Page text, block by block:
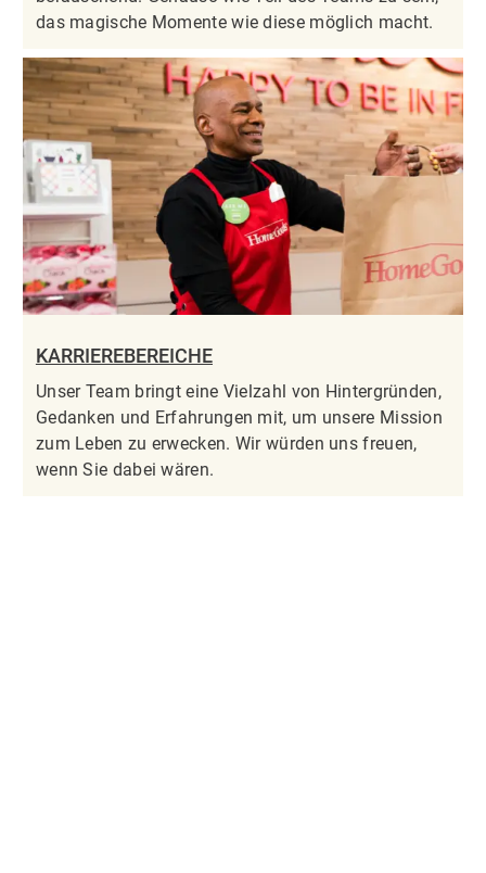
das magische Momente wie diese möglich macht.
KARRIEREBEREICHE
Unser Team bringt eine Vielzahl von Hintergründen,
Gedanken und Erfahrungen mit, um unsere Mission
zum Leben zu erwecken. Wir würden uns freuen,
wenn Sie dabei wären.